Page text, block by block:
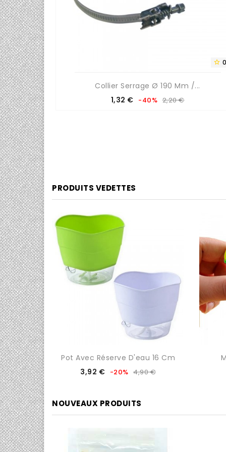
 0/5 
Collier Serrage Ø 190 Mm /...
Prix
1,32 € Prix
-40% 2,20 €
PRODUITS VEDETTES
 0/5
€
 0/5
Pot Avec Réserve D'eau 16 Cm
Prix
3,92 € Prix
-20% 4,90 €
NOUVEAUX PRODUITS
 0/5